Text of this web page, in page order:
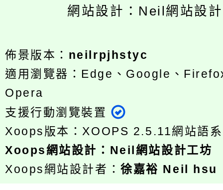
網站設計：Neil網站設
佈景版本： neilrpjhstyc
適用瀏覽器：Edge、Google、
Opera
支援行動瀏覽裝置
Xoops版本： XOOPS 2.5.11網站語
Xoops網站設計 ： Neil網站設計工坊
Xoops網站設計者：徐嘉裕 Neil hsu